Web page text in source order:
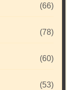
(66)
(78)
(60)
(53)